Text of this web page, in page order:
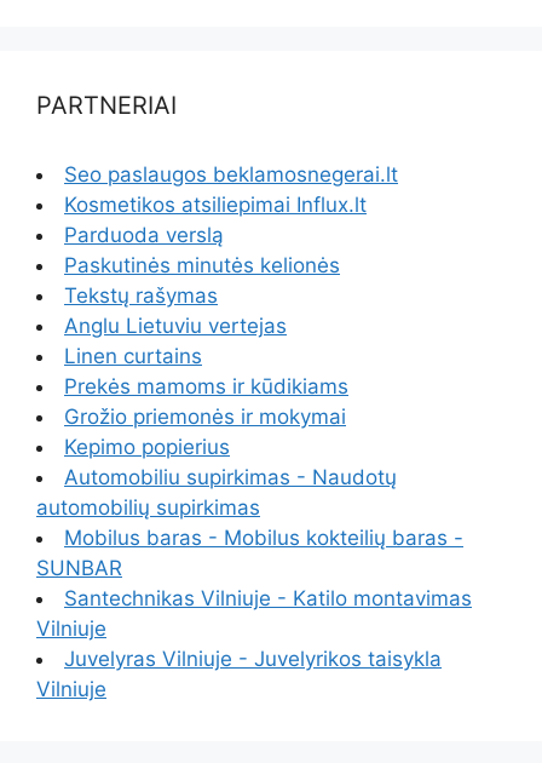
PARTNERIAI
Seo paslaugos beklamosnegerai.lt
Kosmetikos atsiliepimai Influx.lt
Parduoda verslą
Paskutinės minutės kelionės
Tekstų rašymas
Anglu Lietuviu vertejas
Linen curtains
Prekės mamoms ir kūdikiams
Grožio priemonės ir mokymai
Kepimo popierius
Automobiliu supirkimas - Naudotų
automobilių supirkimas
Mobilus baras - Mobilus kokteilių baras -
SUNBAR
Santechnikas Vilniuje - Katilo montavimas
Vilniuje
Juvelyras Vilniuje - Juvelyrikos taisykla
Vilniuje